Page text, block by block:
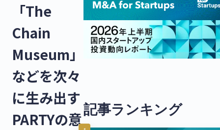
「The
Chain
Museum」
などを次々
に生み出す
PARTYの意
記事ランキング